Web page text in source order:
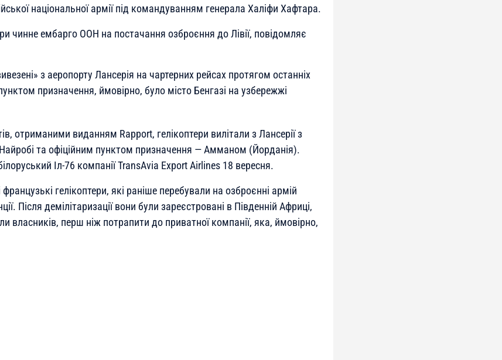
національної армії під командуванням генерала Халіфи Хафтара.
чинне ембарго ООН на постачання озброєння до Лівії, повідомляє
з аеропорту Лансерія на чартерних рейсах протягом останніх
призначення, ймовірно, було місто Бенгазі на узбережжі
отриманими виданням Rapport, гелікоптери вилітали з Лансерії з
та офіційним пунктом призначення — Амманом (Йорданія).
Іл-76 компанії TransAvia Export Airlines 18 вересня.
гелікоптери, які раніше перебували на озброєнні армій
Після демілітаризації вони були зареєстровані в Південній Африці,
власників, перш ніж потрапити до приватної компанії, яка, ймовірно,